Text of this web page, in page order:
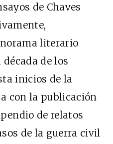
de Chaves
literario
de los
inicios de la
con la publicación
de relatos
de la guerra civil